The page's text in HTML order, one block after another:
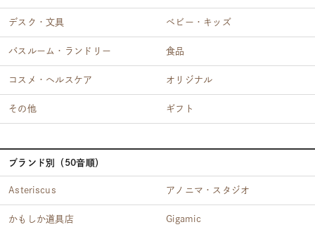
デスク・文具 ベビー・キッズ
バスルーム・ランドリー 食品
コスメ・ヘルスケア オリジナル
その他 ギフト
ブランド別（50音順）
Asteriscus アノニマ・スタジオ
かもしか道具店 Gigamic